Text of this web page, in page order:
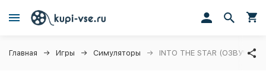
Главная Игры Симуляторы INTO THE STAR (ОЗВУЧКА)